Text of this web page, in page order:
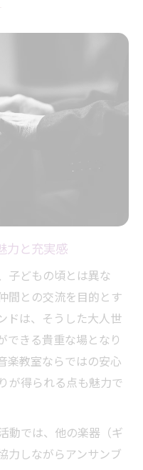
力と充実感
子どもの頃とは異な
間との交流を目的とす
ドは、そうした大人世
できる貴重な場となり
楽教室ならではの安心
が得られる点も魅力で
動では、他の楽器（ギ
力しながらアンサンブ